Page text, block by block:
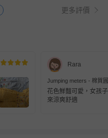
更多評價
Rara
Jumping meters - 棉質
子-粉色
花色鮮豔可愛，女孩
來涼爽舒適